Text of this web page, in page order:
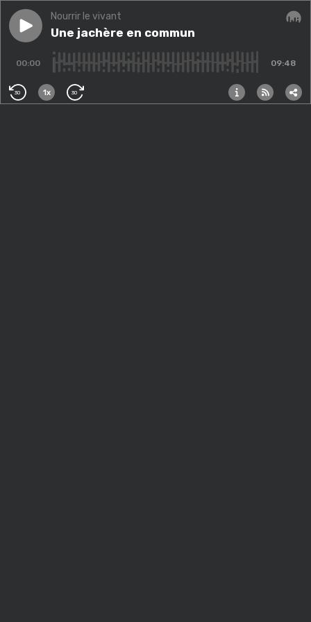
Play episodeUne jachère en commun
Nourrir le vivant
Une jachère en commun
00:00 09:48
30 1x 30